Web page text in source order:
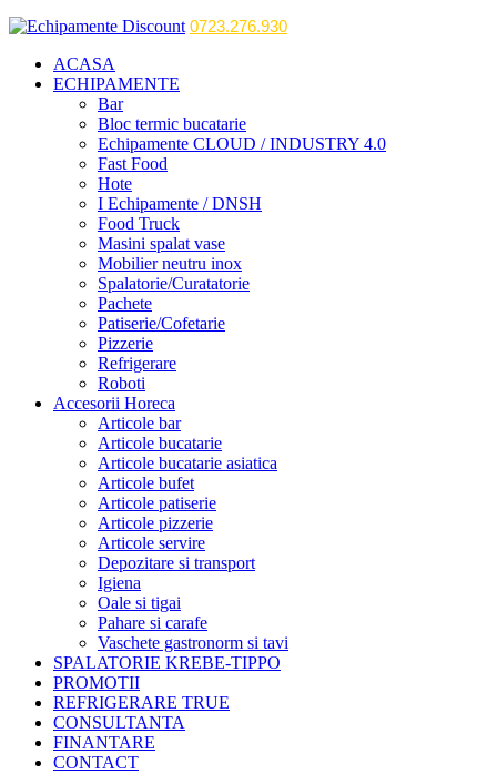
0723.276.930
ACASA
ECHIPAMENTE
Bar
Bloc termic bucatarie
Echipamente CLOUD / INDUSTRY 4.0
Fast Food
Hote
I Echipamente / DNSH
Food Truck
Masini spalat vase
Mobilier neutru inox
Spalatorie/Curatatorie
Pachete
Patiserie/Cofetarie
Pizzerie
Refrigerare
Roboti
Accesorii Horeca
Articole bar
Articole bucatarie
Articole bucatarie asiatica
Articole bufet
Articole patiserie
Articole pizzerie
Articole servire
Depozitare si transport
Igiena
Oale si tigai
Pahare si carafe
Vaschete gastronorm si tavi
SPALATORIE KREBE-TIPPO
PROMOTII
REFRIGERARE TRUE
CONSULTANTA
FINANTARE
CONTACT